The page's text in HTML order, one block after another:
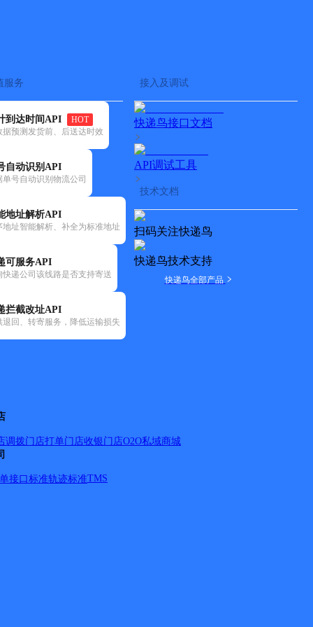
服务
到达时间API
HOT
据预测发货前、后送达时效
自动识别API
单号自动识别物流公司
地址解析API
地址智能解析、补全为标准地址
可服务API
快递公司该线路是否支持寄送
拦截改址API
退回、转寄服务，降低运输损失
接入及调试
快递鸟接口文档
API调试工具
技术文档
扫码关注快递鸟
快递鸟技术支持
快递鸟全部产品
调拨门店打单门店收银门店O2O私域商城
接口标准轨迹标准TMS
以内，单号67号以内。新兴街全境。朝阳大街一，二，
街全境。青山街全境。南大街全境。机场路全境。长青路
龙城路二，三，四段全境。竹林路二，三，四段全境。新华
凌凤大街。朝阳大街北段。中山大街北段。燕水街。文明路